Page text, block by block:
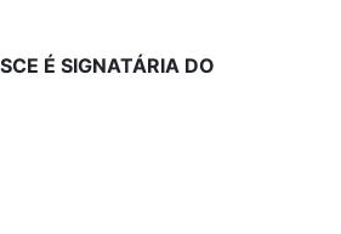
É SIGNATÁRIA DO